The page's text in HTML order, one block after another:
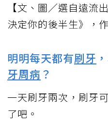
【文、圖／選自遠流
決定你的後半生》，
明明每天都有刷牙
牙周病 ？
一天刷牙兩次，刷牙
了吧。